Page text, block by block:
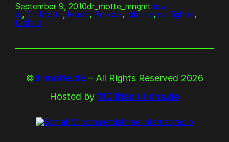
September 9, 2010dr_motte_mngmtnews
dj, Dr. Motte, Music, Praxxiz, release, sunfighter
techno
©drmotte.de – All Rights Reserved 2026
Hosted by 1101itsolutions.de